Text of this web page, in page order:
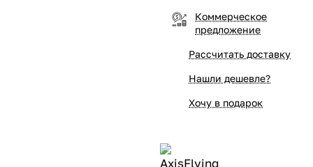
Коммерческое
предложение
Рассчитать доставку
Нашли дешевле?
Хочу в подарок